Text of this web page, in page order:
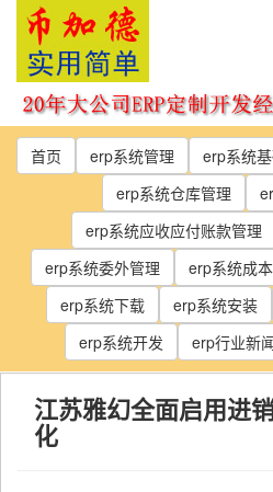
Skip
content
首页 erp系统管理 erp系统
erp系统仓库管理
erp系统应收应付账款管理
erp系统委外管理
erp系统成
erp系统下载
erp系统安装
erp系统开发
erp行业新
江苏雅幻全面启用进
化